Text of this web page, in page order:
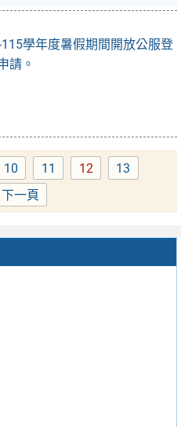
115學年度暑假期間開放公服登
請。
Page
10 Page
11 Page
12 Page
13
下一頁